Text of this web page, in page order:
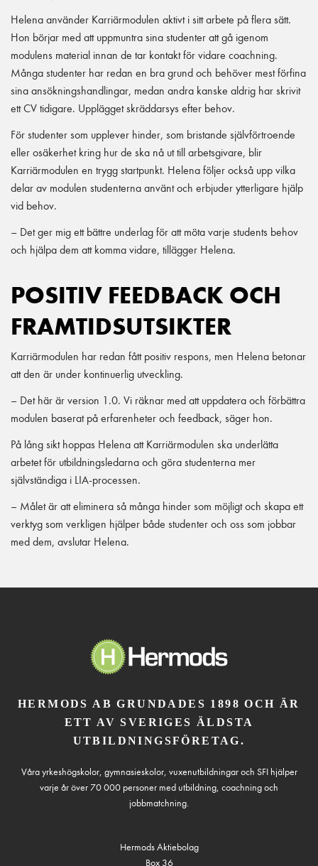
Helena använder Karriärmodulen aktivt i sitt arbete på flera sätt.
Hon börjar med att uppmuntra sina studenter att gå igenom
modulens material innan de tar kontakt för vidare coachning.
Många studenter har redan en bra grund och behöver mest förfina
sina ansökningshandlingar, medan andra kanske aldrig har skrivit
ett CV tidigare. Upplägget skräddarsys efter behov.
För studenter som upplever hinder, som bristande självförtroende
eller osäkerhet kring hur de ska nå ut till arbetsgivare, blir
Karriärmodulen en trygg startpunkt. Helena följer också upp vilka
delar av modulen studenterna använt och erbjuder ytterligare hjälp
vid behov.
– Det ger mig ett bättre underlag för att möta varje students behov
och hjälpa dem att komma vidare, tillägger Helena.
POSITIV FEEDBACK OCH
FRAMTIDSUTSIKTER
Karriärmodulen har redan fått positiv respons, men Helena betonar
att den är under kontinuerlig utveckling.
– Det här är version 1.0. Vi räknar med att uppdatera och förbättra
modulen baserat på erfarenheter och feedback, säger hon.
På lång sikt hoppas Helena att Karriärmodulen ska underlätta
arbetet för utbildningsledarna och göra studenterna mer
självständiga i LIA-processen.
– Målet är att eliminera så många hinder som möjligt och skapa ett
verktyg som verkligen hjälper både studenter och oss som jobbar
med dem, avslutar Helena.
HERMODS AB GRUNDADES 1898 OCH ÄR
ETT AV SVERIGES ÄLDSTA
UTBILDNINGSFÖRETAG.
Våra yrkeshögskolor, gymnasieskolor, vuxenutbildningar och SFI hjälper
varje år över 70 000 personer med utbildning, coachning och
jobbmatchning.
Hermods Aktiebolag
Box 36